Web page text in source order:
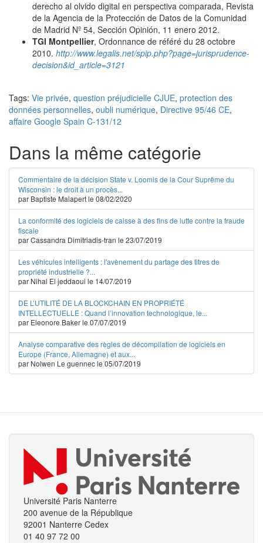
derecho al olvido digital en perspectiva comparada, Revista
de la Agencia de la Protección de Datos de la Comunidad
de Madrid Nº 54, Sección Opinión, 11 enero 2012.
TGI Montpellier, Ordonnance de référé du 28 octobre
2010. http://www.legalis.net/spip.php?page=jurisprudence-
decision&id_article=3121
Tags: Vie privée, question préjudicielle CJUE, protection des
données personnelles, oubli numérique, Directive 95/46 CE,
affaire Google Spain C-131/12
Dans la même catégorie
Commentaire de la décision State v. Loomis de la Cour Suprême du
Wisconsin : le droit à un procès...
par Baptiste Malapert le 08/02/2020
La conformité des logiciels de caisse à des fins de lutte contre la fraude
fiscale
par Cassandra Dimitriadis-tran le 23/07/2019
Les véhicules intelligents : l'avènement du partage des titres de
propriété industrielle ?...
par Nihal El jeddaoui le 14/07/2019
DE L’UTILITÉ DE LA BLOCKCHAIN EN PROPRIÉTÉ
INTELLECTUELLE : Quand l’innovation technologique, le...
par Eleonore Baker le 07/07/2019
Analyse comparative des règles de décompilation de logiciels en
Europe (France, Allemagne) et aux...
par Nolwen Le guennec le 05/07/2019
Université Paris Nanterre
200 avenue de la République
92001 Nanterre Cedex
01 40 97 72 00